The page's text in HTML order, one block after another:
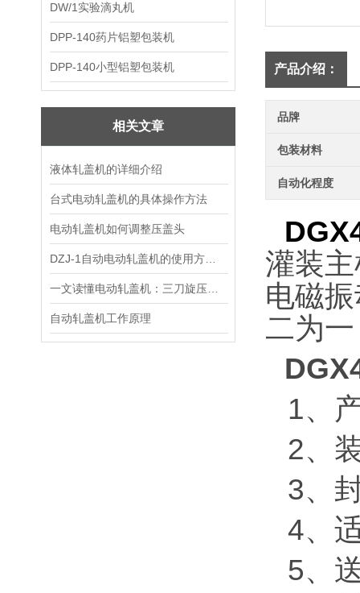
DW/1实验滴丸机
DPP-140药片铝塑包装机
DPP-140小型铝塑包装机
相关文章
液体轧盖机的详细介绍
台式电动轧盖机的具体操作方法
电动轧盖机如何调整压盖头
自动轧盖机工作原理
产品介绍：
品牌
包装材料
自动化程度
灌装
电磁
二为
1、
2、
3、
4、
5、